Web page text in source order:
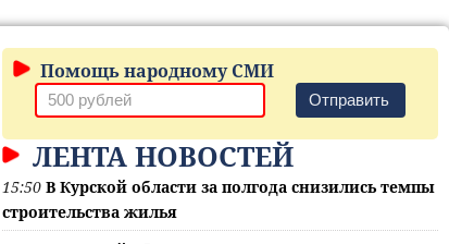
Помощь народному СМИ
Отправить
ЛЕНТА НОВОСТЕЙ
15:50 В Курской области за полгода снизились темпы
строительства жилья